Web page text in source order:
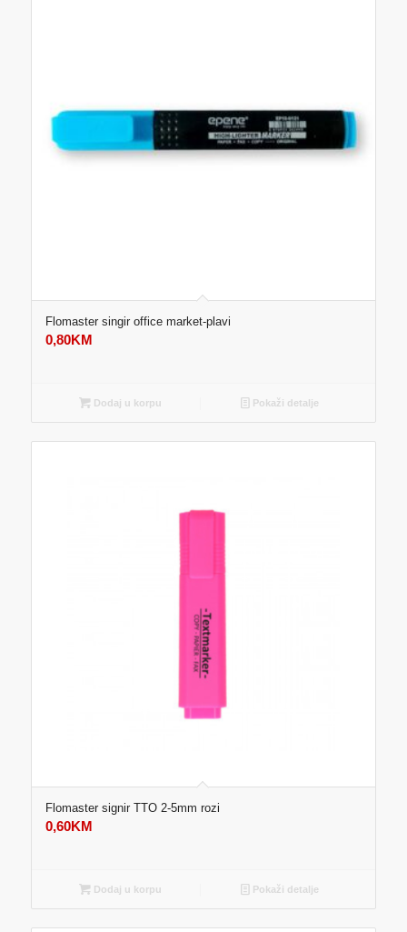
Flomaster singir office market-plavi
0,80KM
Dodaj u korpu Pokaži detalje
Flomaster signir TTO 2-5mm rozi
0,60KM
Dodaj u korpu Pokaži detalje